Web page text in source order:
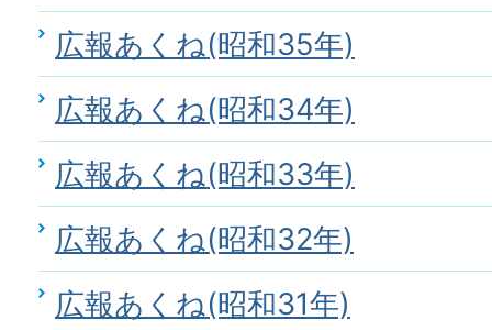
広報あくね(昭和35年)
広報あくね(昭和34年)
広報あくね(昭和33年)
広報あくね(昭和32年)
広報あくね(昭和31年)